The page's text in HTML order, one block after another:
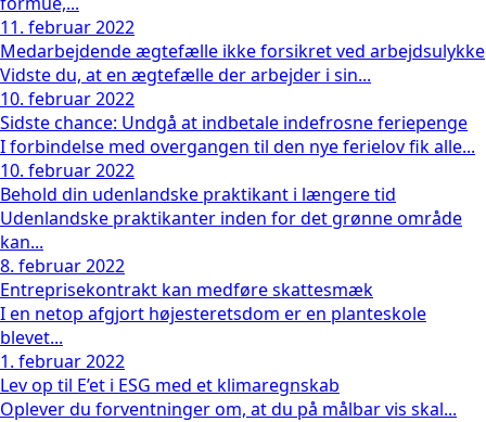
11. februar 2022
Medarbejdende ægtefælle ikke forsikret ved arbejdsulykke
Vidste du, at en ægtefælle der arbejder i sin...
10. februar 2022
Sidste chance: Undgå at indbetale indefrosne feriepenge
I forbindelse med overgangen til den nye ferielov fik alle...
10. februar 2022
Behold din udenlandske praktikant i længere tid
Udenlandske praktikanter inden for det grønne område
kan...
8. februar 2022
Entreprisekontrakt kan medføre skattesmæk
I en netop afgjort højesteretsdom er en planteskole
blevet...
1. februar 2022
Lev op til E’et i ESG med et klimaregnskab
Oplever du forventninger om, at du på målbar vis skal...